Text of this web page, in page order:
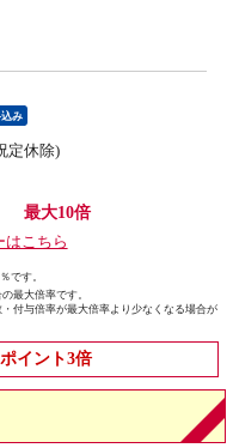
み
定休除)
最大10倍
はこちら
です。
最大倍率です。
付与倍率が最大倍率より少なくなる場合が
イント3倍